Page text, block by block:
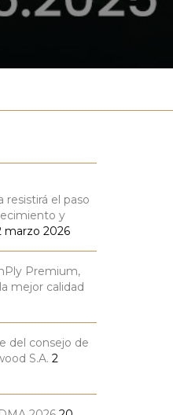
resistirá el paso
y
marzo 2026
Premium,
mejor calidad
del consejo de
S.A. 2